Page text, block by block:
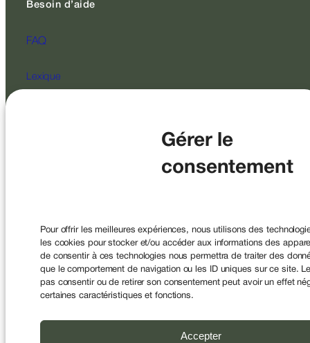
Gérer le
consentement
Pour offrir les meilleures expériences, nous utilisons des
les cookies pour stocker et/ou accéder aux informations des
de consentir à ces technologies nous permettra de traiter des
que le comportement de navigation ou les ID uniques sur ce site.
pas consentir ou de retirer son consentement peut avoir un effet
certaines caractéristiques et fonctions.
Accepter
Besoin d’aide
FAQ
Lexique
SAS au capital de 2 200 000 € – RCS Paris 478594351 Société
de Courtage d’Assurance enregistrée à
l’ORIAS sous le n°07004394 et a pour code APE 6622Z
Conseiller en Investissements Financiers (CIF)
Membre de la CNCEF Sous le contrôle de l’ACPR, 4 Place de